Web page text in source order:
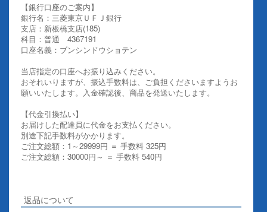
【銀行口座のご案内】
銀行名：三菱東京ＵＦＪ銀行
支店：新板橋支店(185)
科目：普通 4367191
口座名義：ブンシンドウショテン
当店指定の口座へお振り込みください。
おそれいりますが、振込手数料は、ご負担くださいますようお
願いいたします。入金確認後、商品を発送いたします。
【代金引換払い】
お届けした配達員に代金をお支払ください。
別途下記手数料がかかります。
ご注文総額：1～29999円 ＝ 手数料 325円
ご注文総額：30000円～ ＝ 手数料 540円
返品について